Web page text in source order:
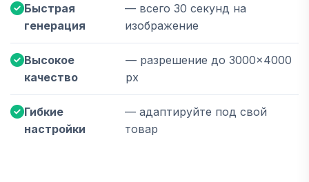
Быстрая
генерация
— всего 30 секунд на
изображение
Высокое
качество
— разрешение до 3000×4000
px
Гибкие
настройки
— адаптируйте под свой
товар